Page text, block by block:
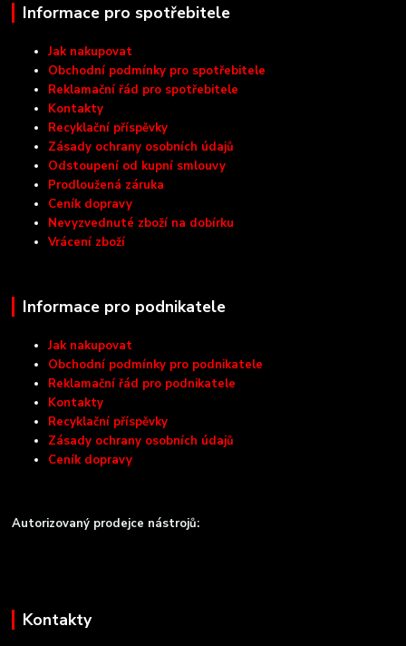
Informace pro spotřebitele
Jak nakupovat
Obchodní podmínky pro spotřebitele
Reklamační řád pro spotřebitele
Kontakty
Recyklační příspěvky
Zásady ochrany osobních údajů
Odstoupení od kupní smlouvy
Prodloužená záruka
Ceník dopravy
Nevyzvednuté zboží na dobírku
Vrácení zboží
Informace pro podnikatele
Jak nakupovat
Obchodní podmínky pro podnikatele
Reklamační řád pro podnikatele
Kontakty
Recyklační příspěvky
Zásady ochrany osobních údajů
Ceník dopravy
Autorizovaný prodejce nástrojů:
Kontakty